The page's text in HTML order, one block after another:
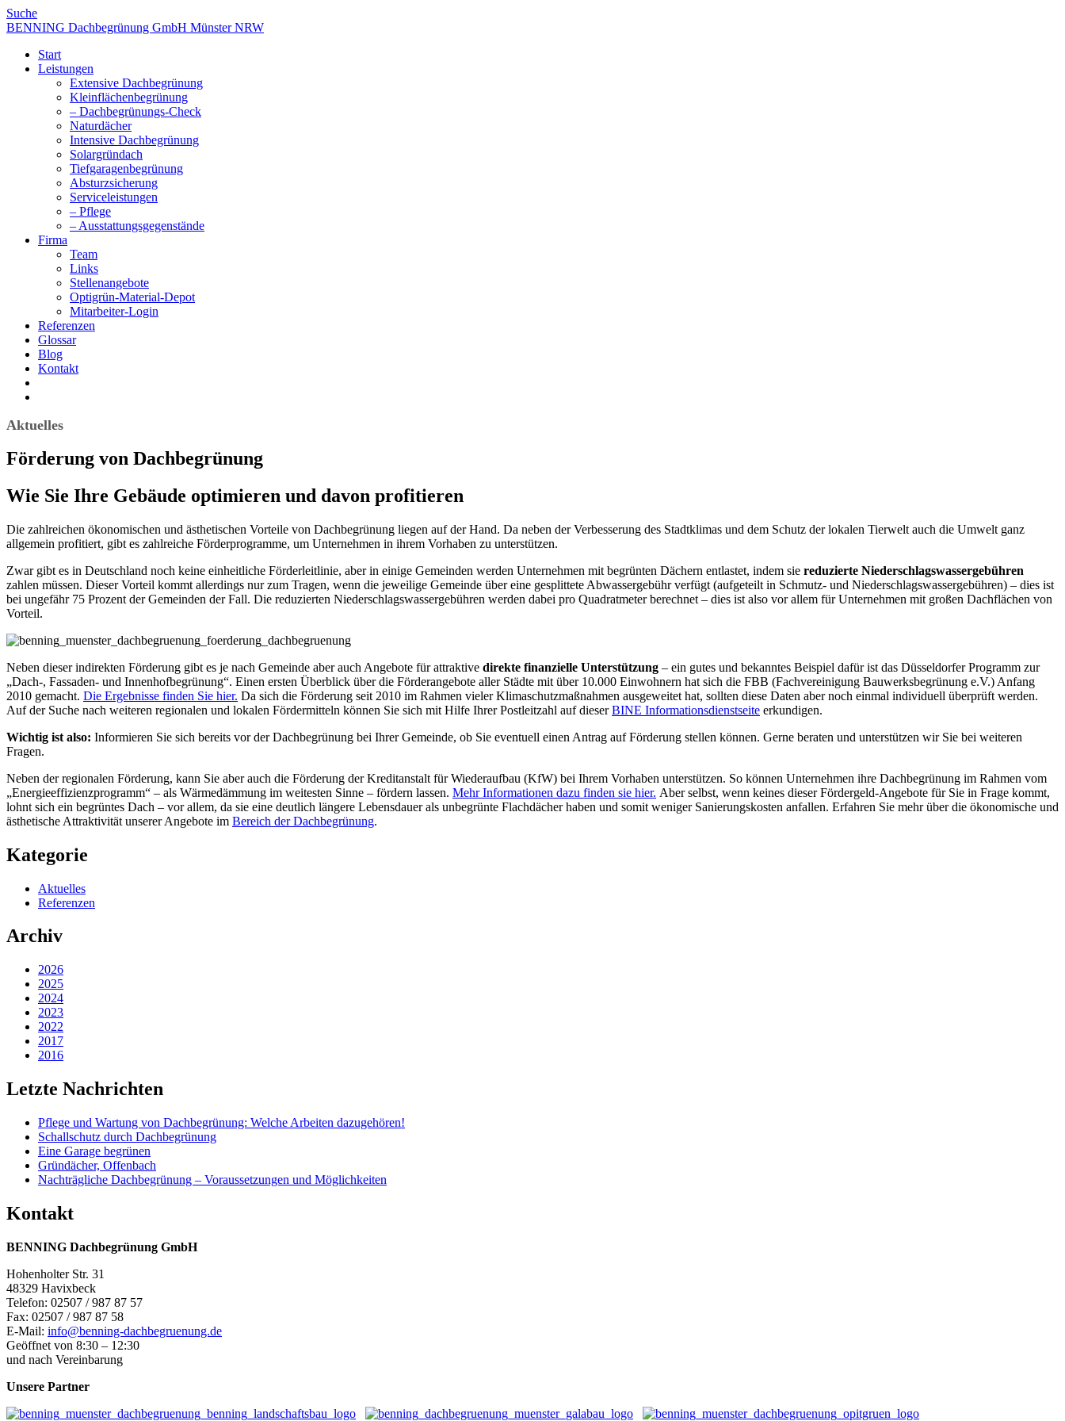
Suche
BENNING Dachbegrünung GmbH Münster NRW
Start
Leistungen
Extensive Dachbegrünung
Kleinflächenbegrünung
– Dachbegrünungs-Check
Naturdächer
Intensive Dachbegrünung
Solargründach
Tiefgaragenbegrünung
Absturzsicherung
Serviceleistungen
– Pflege
– Ausstattungsgegenstände
Firma
Team
Links
Stellenangebote
Optigrün-Material-Depot
Mitarbeiter-Login
Referenzen
Glossar
Blog
Kontakt
Aktuelles
Förderung von Dachbegrünung
Wie Sie Ihre Gebäude optimieren und davon profitieren
Die zahlreichen ökonomischen und ästhetischen Vorteile von Dachbegrünung liegen auf der Hand. Da neben der Verbesserung des Stadtklimas und dem Schutz der lokalen Tierwelt auch die Umwelt ganz
allgemein profitiert, gibt es zahlreiche Förderprogramme, um Unternehmen in ihrem Vorhaben zu unterstützen.
Zwar gibt es in Deutschland noch keine einheitliche Förderleitlinie, aber in einige Gemeinden werden Unternehmen mit begrünten Dächern entlastet, indem sie reduzierte Niederschlagswassergebühren
zahlen müssen. Dieser Vorteil kommt allerdings nur zum Tragen, wenn die jeweilige Gemeinde über eine gesplittete Abwassergebühr verfügt (aufgeteilt in Schmutz- und Niederschlagswassergebühren) – dies ist
bei ungefähr 75 Prozent der Gemeinden der Fall. Die reduzierten Niederschlagswassergebühren werden dabei pro Quadratmeter berechnet – dies ist also vor allem für Unternehmen mit großen Dachflächen von
Vorteil.
Neben dieser indirekten Förderung gibt es je nach Gemeinde aber auch Angebote für attraktive direkte finanzielle Unterstützung – ein gutes und bekanntes Beispiel dafür ist das Düsseldorfer Programm zur
„Dach-, Fassaden- und Innenhofbegrünung“. Einen ersten Überblick über die Förderangebote aller Städte mit über 10.000 Einwohnern hat sich die FBB (Fachvereinigung Bauwerksbegrünung e.V.) Anfang
2010 gemacht. Die Ergebnisse finden Sie hier. Da sich die Förderung seit 2010 im Rahmen vieler Klimaschutzmaßnahmen ausgeweitet hat, sollten diese Daten aber noch einmal individuell überprüft werden.
Auf der Suche nach weiteren regionalen und lokalen Fördermitteln können Sie sich mit Hilfe Ihrer Postleitzahl auf dieserBINE Informationsdienstseite erkundigen.
Wichtig ist also: Informieren Sie sich bereits vor der Dachbegrünung bei Ihrer Gemeinde, ob Sie eventuell einen Antrag auf Förderung stellen können. Gerne beraten und unterstützen wir Sie bei weiteren
Fragen.
Neben der regionalen Förderung, kann Sie aber auch die Förderung der Kreditanstalt für Wiederaufbau (KfW) bei Ihrem Vorhaben unterstützen. So können Unternehmen ihre Dachbegrünung im Rahmen vom
„Energieeffizienzprogramm“ – als Wärmedämmung im weitesten Sinne – fördern lassen. Mehr Informationen dazu finden sie hier. Aber selbst, wenn keines dieser Fördergeld-Angebote für Sie in Frage kommt,
lohnt sich ein begrüntes Dach – vor allem, da sie eine deutlich längere Lebensdauer als unbegrünte Flachdächer haben und somit weniger Sanierungskosten anfallen. Erfahren Sie mehr über die ökonomische und
ästhetische Attraktivität unserer Angebote im Bereich der Dachbegrünung.
Kategorie
Aktuelles
Referenzen
Archiv
2026
2025
2024
2023
2022
2017
2016
Letzte Nachrichten
Pflege und Wartung von Dachbegrünung: Welche Arbeiten dazugehören!
Schallschutz durch Dachbegrünung
Eine Garage begrünen
Gründächer, Offenbach
Nachträgliche Dachbegrünung – Voraussetzungen und Möglichkeiten
Kontakt
BENNING Dachbegrünung GmbH
Hohenholter Str. 31
48329 Havixbeck
Telefon: 02507 / 987 87 57
Fax: 02507 / 987 87 58
E-Mail: info@benning-dachbegruenung.de
Geöffnet von 8:30 – 12:30
und nach Vereinbarung
Unsere Partner